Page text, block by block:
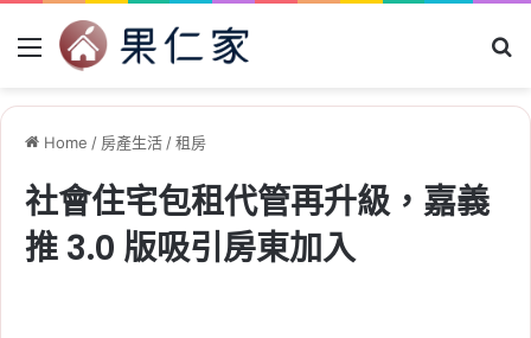
Menu
Home / 房產生活/租房
社會住宅包租代管再升級，嘉義
推 3.0 版吸引房東加入